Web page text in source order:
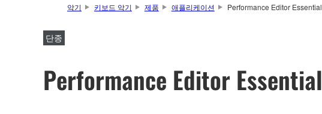
악기 키보드 악기 제품 애플리케이션 Performance Editor Essential
단종
Performance Editor Essential